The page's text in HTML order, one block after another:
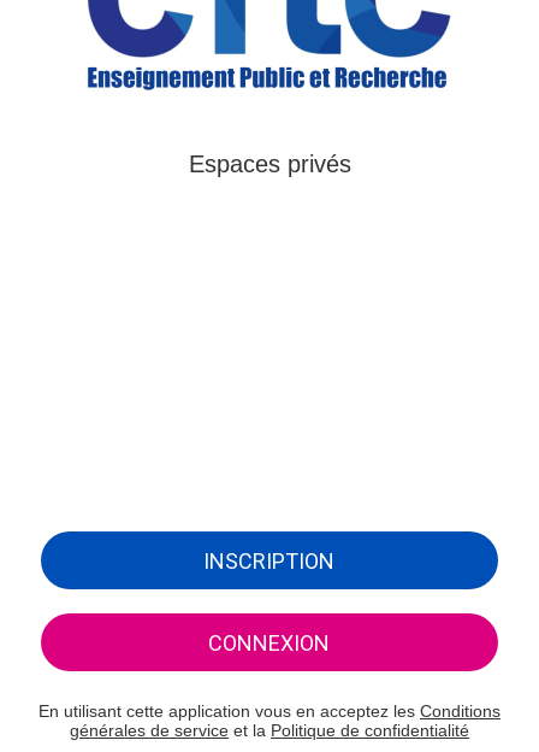
Espaces privés
INSCRIPTION
CONNEXION
En utilisant cette application vous en acceptez les Conditions
générales de service et la Politique de confidentialité